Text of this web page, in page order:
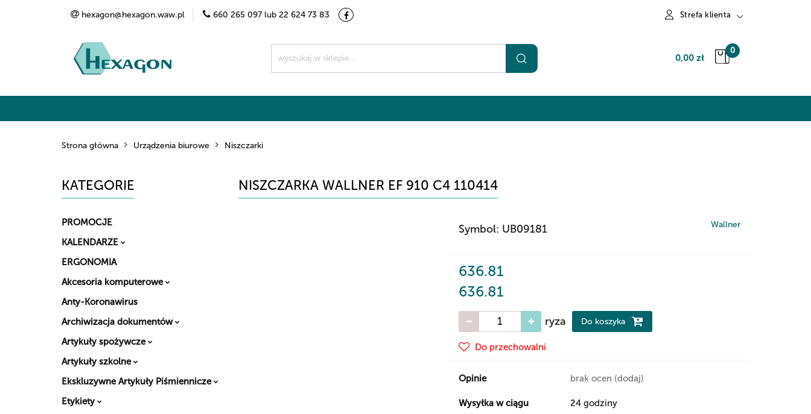
hexagon@hexagon.waw.pl 660 265 097 lub 22 624 73 83 Strefa klienta
Zaloguj się
Zarejestruj się
0,00 zł
0
Kategorie
Strona główna Urządzenia biurowe Niszczarki
KATEGORIE
PROMOCJE
KALENDARZE
ERGONOMIA
Akcesoria komputerowe
Anty-Koronawirus
Archiwizacja dokumentów
Artykuły spożywcze
Artykuły szkolne
Ekskluzywne Artykuły Piśmiennicze
Etykiety
NISZCZARKA WALLNER EF 910 C4 110414
Symbol: UB09181 Wallner
636.81
636.81
ryza Do koszyka
Do przechowalni
Opinie brak ocen (dodaj)
Wysyłka w ciągu 24 godziny